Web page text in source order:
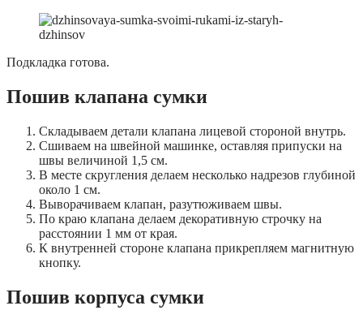
Подкладка готова.
Пошив клапана сумки
Складываем детали клапана лицевой стороной внутрь.
Сшиваем на швейной машинке, оставляя припуски на
швы величиной 1,5 см.
В месте скругления делаем несколько надрезов глубиной
около 1 см.
Выворачиваем клапан, разутюживаем швы.
По краю клапана делаем декоративную строчку на
расстоянии 1 мм от края.
К внутренней стороне клапана прикрепляем магнитную
кнопку.
Пошив корпуса сумки